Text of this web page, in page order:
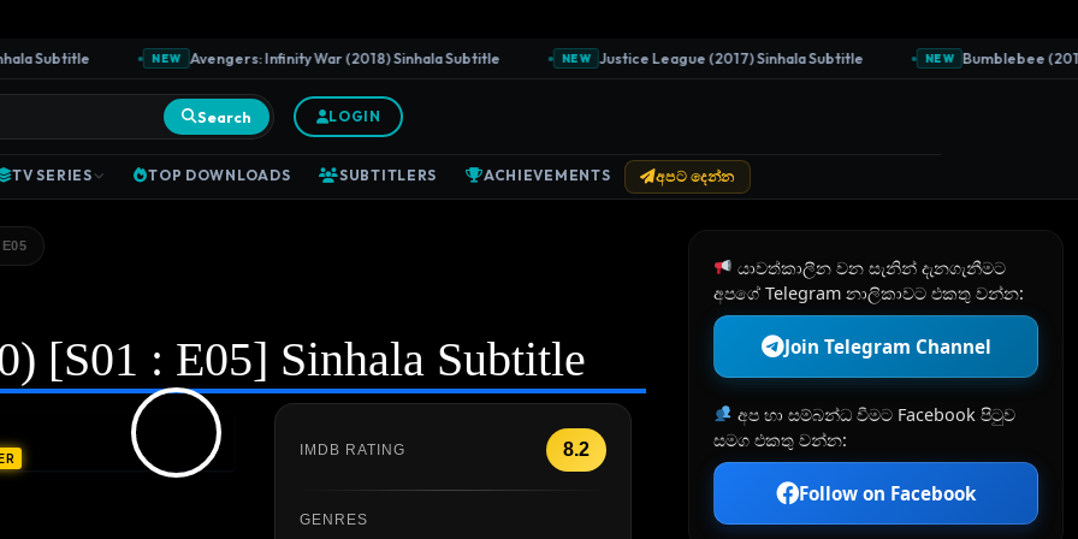
Subtitle NEW Avengers: Infinity War (2018) Sinhala Subtitle NEW Justice League (2017) Sinhala Subtitle NEW Bumblebee (2018)
Search LOGIN
TV SERIES TOP DOWNLOADS SUBTITLERS ACHIEVEMENTS අපට දෙන්න
[S01 : E05] Sinhala Subtitle
IMDB RATING 8.2
GENRES
යාවත්කාලීන වන සැනින් දැනගැනීමට
අපගේ Telegram නාලිකාවට එකතු වන්න:
Join Telegram Channel
අප හා සම්බන්ධ වීමට Facebook පිටුව
සමග එකතු වන්න:
Follow on Facebook